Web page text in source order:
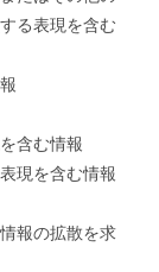
る表現を含む
含む情報
現を含む情報
報の拡散を求